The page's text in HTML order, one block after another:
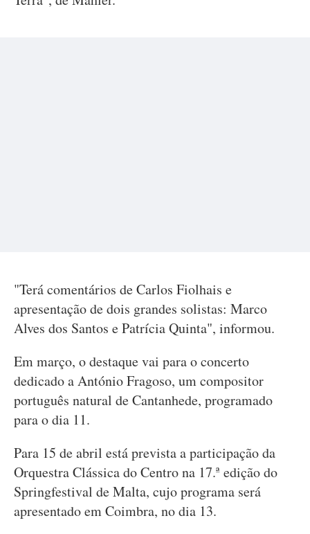
"Terá comentários de Carlos Fiolhais e
apresentação de dois grandes solistas: Marco
Alves dos Santos e Patrícia Quinta", informou.
Em março, o destaque vai para o concerto
dedicado a António Fragoso, um compositor
português natural de Cantanhede, programado
para o dia 11.
Para 15 de abril está prevista a participação da
Orquestra Clássica do Centro na 17.ª edição do
Springfestival de Malta, cujo programa será
apresentado em Coimbra, no dia 13.